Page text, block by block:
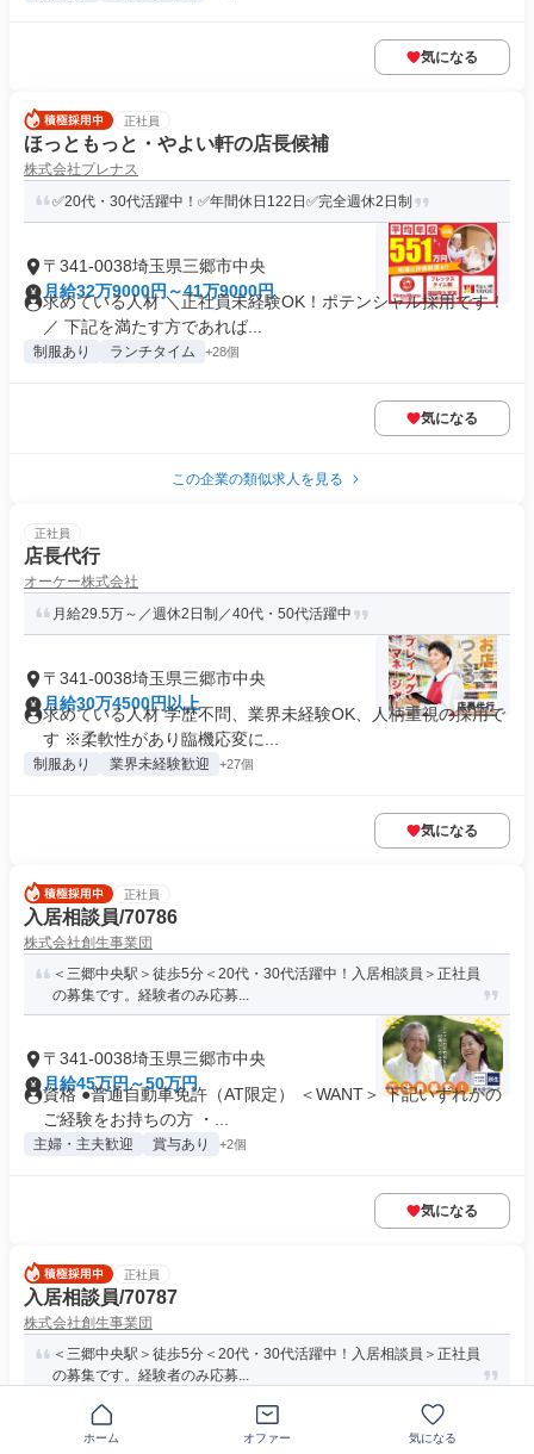
気になる
正社員
ほっともっと・やよい軒の店長候補
株式会社プレナス
✅20代・30代活躍中！✅年間休日122日✅完全週休2日制
〒341-0038埼玉県三郷市中央
月給32万9000円～41万9000円
求めている人材 ＼正社員未経験OK！ポテンシャル採用です！
／ 下記を満たす方であれば...
制服あり ランチタイム +28個
気になる
この企業の類似求人を見る
正社員
店長代行
オーケー株式会社
月給29.5万～／週休2日制／40代・50代活躍中
〒341-0038埼玉県三郷市中央
月給30万4500円以上
求めている人材 学歴不問、業界未経験OK、人柄重視の採用で
す ※柔軟性があり臨機応変に...
制服あり 業界未経験歓迎 +27個
気になる
正社員
入居相談員/70786
株式会社創生事業団
＜三郷中央駅＞徒歩5分＜20代・30代活躍中！入居相談員＞正社員
の募集です。経験者のみ応募...
〒341-0038埼玉県三郷市中央
月給45万円～50万円
資格 ●普通自動車免許（AT限定） ＜WANT＞ 下記いずれかの
ご経験をお持ちの方 ・...
主婦・主夫歓迎 賞与あり +2個
気になる
正社員
入居相談員/70787
株式会社創生事業団
＜三郷中央駅＞徒歩5分＜20代・30代活躍中！入居相談員＞正社員
の募集です。経験者のみ応募...
〒341-0038埼玉県三郷市中央
ホーム オファー 気になる